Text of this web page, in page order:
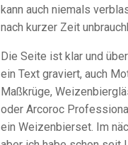
kann auch niemals
nach kurzer Zeit
Die Seite ist klar und
ein Text graviert, auch
Maßkrüge,
oder Arcoroc
ein Weizenbierset. Im